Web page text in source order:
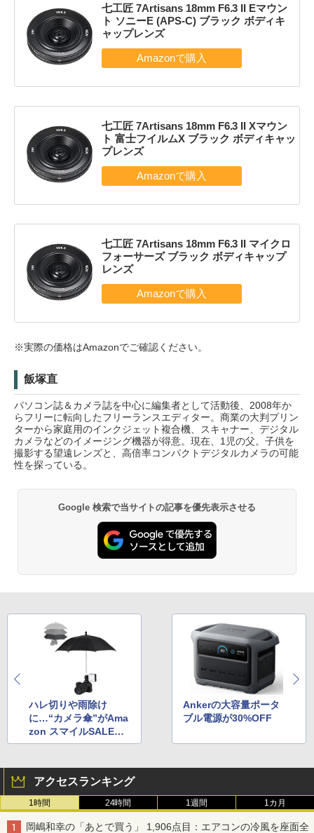
七工匠 7Artisans 18mm F6.3 II Eマウン
ト ソニーE (APS-C) ブラック ボディキ
ャップレンズ
七工匠 7Artisans 18mm F6.3 II Xマウン
ト 富士フイルムX ブラック ボディキャッ
プレンズ
七工匠 7Artisans 18mm F6.3 II マイクロ
フォーサーズ ブラック ボディキャップ
レンズ
※実際の価格はAmazonでご確認ください。
飯塚直
パソコン誌＆カメラ誌を中心に編集者として活動後、2008年か
らフリーに転向したフリーランスエディター。商業の大判プリン
ターから家庭用のインクジェット複合機、スキャナー、デジタル
カメラなどのイメージング機器が得意。現在、1児の父。子供を
撮影する望遠レンズと、高倍率コンパクトデジタルカメラの可能
性を探っている。
Google 検索で当サイトの記事を優先表示させる
ハレ切りや雨除け
に…“カメラ傘”がAma
zon スマイルSALEで2
5％OFFに
Ankerの大容量ポータ
ブル電源が30%OFF
アクセスランキング
1時間 24時間 1週間 1カ月
岡嶋和幸の「あとで買う」 1,906点目：エアコンの冷風を座面全